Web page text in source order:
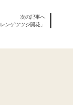
次の記事へ
ンゲツツジ開花」